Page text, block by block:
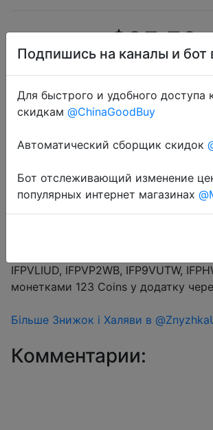
$25.53
Промокод:
Купон продавця $1 на сторінці
$3/$29 (10.34%) → IFPDRZ6K,
IFPVLIUD, IFPVP2WB, IFP9VUTW,
монетками 123 Coins у додатку
Більше Знижок і Халяви в
Комментарии:
Подпишись на каналы и бот
Для быстрого и удобного доступа
скидкам @ChinaGoodBuy
Автоматический сборщик скидок
Бот отслеживающий изменение
популярных интернет магазинах